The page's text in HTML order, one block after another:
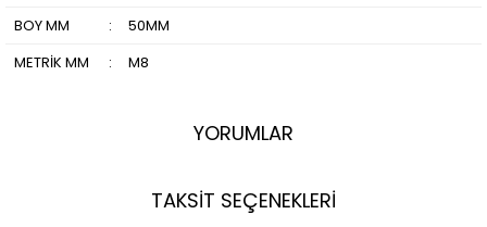
BOY MM
:
50MM
METRİK MM
: M8
YORUMLAR
TAKSİT SEÇENEKLERİ